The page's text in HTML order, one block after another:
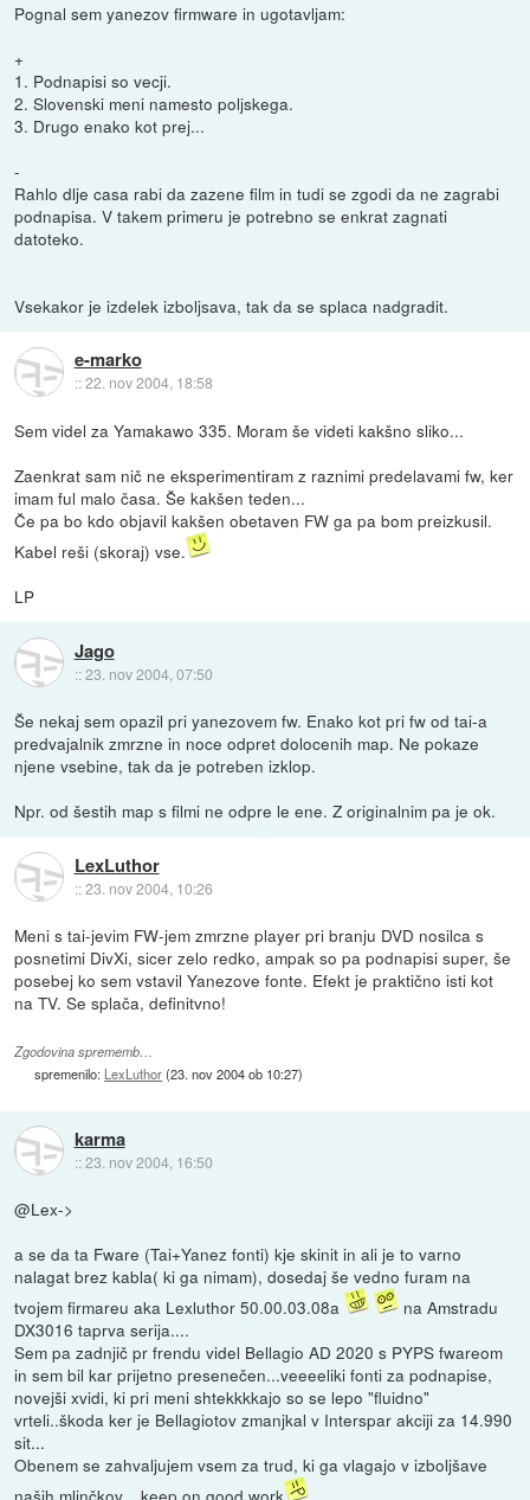
Pognal sem yanezov firmware in ugotavljam:
+
1. Podnapisi so vecji.
2. Slovenski meni namesto poljskega.
3. Drugo enako kot prej...
-
Rahlo dlje casa rabi da zazene film in tudi se zgodi da ne zagrabi
podnapisa. V takem primeru je potrebno se enkrat zagnati
datoteko.
Vsekakor je izdelek izboljsava, tak da se splaca nadgradit.
e-marko
::22. nov 2004, 18:58
Sem videl za Yamakawo 335. Moram še videti kakšno sliko...
Zaenkrat sam nič ne eksperimentiram z raznimi predelavami fw, ker
imam ful malo časa. Še kakšen teden...
Če pa bo kdo objavil kakšen obetaven FW ga pa bom preizkusil.
Kabel reši (skoraj) vse.
LP
Jago
::23. nov 2004, 07:50
Še nekaj sem opazil pri yanezovem fw. Enako kot pri fw od tai-a
predvajalnik zmrzne in noce odpret dolocenih map. Ne pokaze
njene vsebine, tak da je potreben izklop.
Npr. od šestih map s filmi ne odpre le ene. Z originalnim pa je ok.
LexLuthor
::23. nov 2004, 10:26
Meni s tai-jevim FW-jem zmrzne player pri branju DVD nosilca s
posnetimi DivXi, sicer zelo redko, ampak so pa podnapisi super, še
posebej ko sem vstavil Yanezove fonte. Efekt je praktično isti kot
na TV. Se splača, definitvno!
Zgodovina sprememb…
spremenilo: LexLuthor(23. nov 2004 ob 10:27)
karma
::23. nov 2004, 16:50
@Lex->
a se da ta Fware (Tai+Yanez fonti) kje skinit in ali je to varno
nalagat brez kabla( ki ga nimam), dosedaj še vedno furam na
tvojem firmareu aka Lexluthor 50.00.03.08a
na Amstradu
DX3016 taprva serija....
Sem pa zadnjič pr frendu videl Bellagio AD 2020 s PYPS fwareom
in sem bil kar prijetno presenečen...veeeeliki fonti za podnapise,
novejši xvidi, ki pri meni shtekkkkajo so se lepo "fluidno"
vrteli..škoda ker je Bellagiotov zmanjkal v Interspar akciji za 14.990
sit...
Obenem se zahvaljujem vsem za trud, ki ga vlagajo v izboljšave